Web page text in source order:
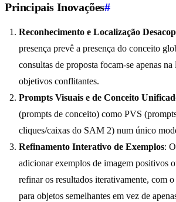
Principais Inovações#
Reconhecimento e Localização
presença prevê a presença do conceito
consultas de proposta focam-se apenas
objetivos conflitantes.
Prompts Visuais e de Conceito
(prompts de conceito) como PVS
cliques/caixas do SAM 2) num único
Refinamento Interativo de Exemplos:
adicionar exemplos de imagem positivos
refinar os resultados iterativamente, com
para objetos semelhantes em vez de